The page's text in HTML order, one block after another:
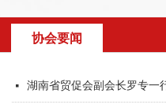
协会要闻
넷
长沙市人大代表调研会展行
湖南会展集团3个驻非联络
关于出版《会展高地湘展
湖南国际会展中心有限公司
严守税务合规红线，保障
全国第十一期高级展示设